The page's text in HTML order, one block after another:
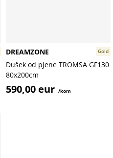
Gold
DREAMZONE
Dušek od pjene TROMSA GF130
80x200cm
590,00 eur /kom